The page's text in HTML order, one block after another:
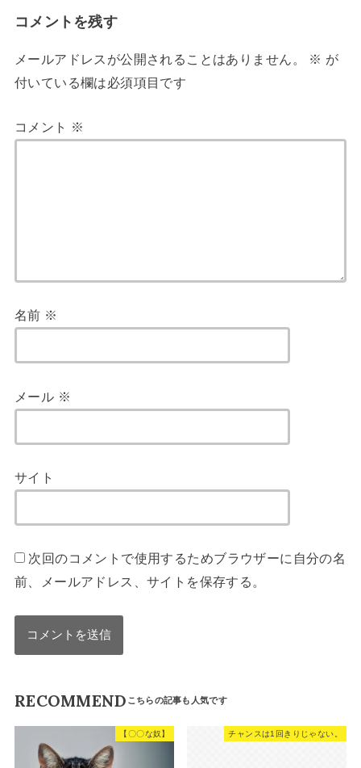
コメントを残す
メールアドレスが公開されることはありません。 ※ が
付いている欄は必須項目です
コメント ※
名前 ※
メール ※
サイト
次回のコメントで使用するためブラウザーに自分の名
前、メールアドレス、サイトを保存する。
RECOMMEND
【〇〇な奴】 チャンスは1回きりじゃない。